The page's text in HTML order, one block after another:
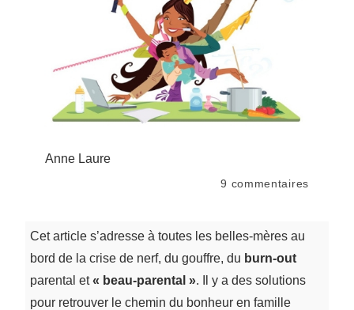
Anne Laure
9 commentaires
Cet article s’adresse à toutes les belles-mères au
bord de la crise de nerf, du gouffre, du burn-out
parental et« beau-parental ». Il y a des solutions
pour retrouver le chemin du bonheur en famille